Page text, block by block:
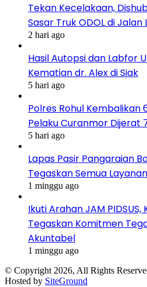
Tekan Kecelakaan,
Sasar Truk ODOL di Jalan
2 hari ago
Hasil Autopsi dan Labfor
Kematian dr. Alex di Siak
5 hari ago
Polres Rohul Kembalikan
Pelaku Curanmor Dijerat
5 hari ago
Lapas Pasir Pangaraian
Tegaskan Semua
1 minggu ago
Ikuti Arahan JAM PIDSUS,
Tegaskan Komitmen
Akuntabel
1 minggu ago
© Copyright 2026, All Rights
Hosted by SiteGround